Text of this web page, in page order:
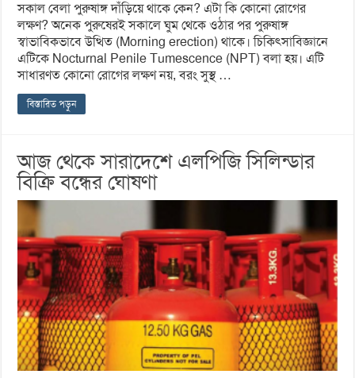
সকাল বেলা পুরুষাঙ্গ দাঁড়িয়ে থাকে কেন? এটা কি কোনো রোগের
লক্ষণ? অনেক পুরুষেরই সকালে ঘুম থেকে ওঠার পর পুরুষাঙ্গ
স্বাভাবিকভাবে উত্থিত (Morning erection) থাকে। চিকিৎসাবিজ্ঞানে
এটিকে Nocturnal Penile Tumescence (NPT) বলা হয়। এটি
সাধারণত কোনো রোগের লক্ষণ নয়, বরং সুস্থ …
বিস্তারিত পড়ুন
আজ থেকে সারাদেশে এলপিজি সিলিন্ডার
বিক্রি বন্ধের ঘোষণা